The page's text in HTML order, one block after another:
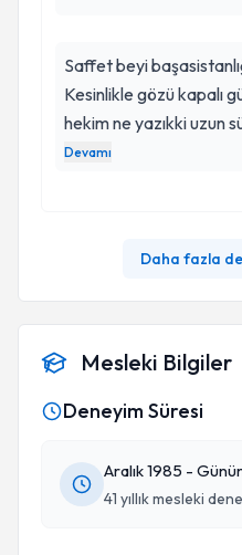
Saffet beyi
Kesinlikle gözü kapalı
hekim ne yazıkki uzun
ticarete dönüşmüş
ayındakanal
çevremdeki insanlara
ediyorum.
Herkes duacı. Allah
versin ki, oda insanlara
zaman minnettarım.
yaşıyorum. Emekli fizik
imkan olmasına
yere giderek ameliyat
Devamı
Daha fazla
Mesleki Bilgiler
Deneyim Süresi
Aralık 1985 -
41 yıllık mesleki